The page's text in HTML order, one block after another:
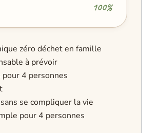
100%
zéro déchet en famille
à prévoir
4 personnes
se compliquer la vie
pour 4 personnes